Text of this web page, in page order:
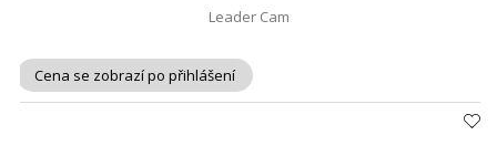
Leader Cam
Cena se zobrazí po přihlášení